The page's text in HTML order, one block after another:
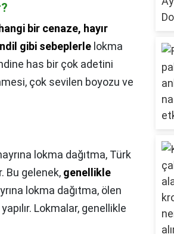
bir cenaze, hayır
gibi sebeplerle lokma
has bir çok adetini
çok sevilen boyozu ve
lokma dağıtma, Türk
Bu gelenek, genellikle
lokma dağıtma, ölen
Lokmalar, genellikle